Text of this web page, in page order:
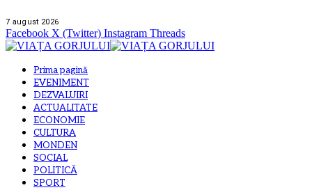
7 august 2026
Facebook X (Twitter) Instagram Threads
Prima pagină
EVENIMENT
DEZVALUIRI
ACTUALITATE
ECONOMIE
CULTURA
MONDEN
SOCIAL
POLITICĂ
SPORT